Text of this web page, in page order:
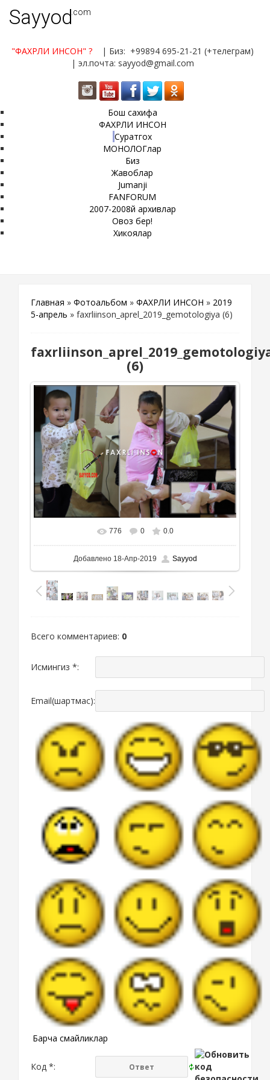
Sayyod.com
"ФАХРЛИ ИНСОН" ?
| Биз: +99894 695-21-21 (+телеграм)
| эл.почта: sayyod@gmail.com
Бош сахифа
ФАХРЛИ ИНСОН
Суратгох
МОНОЛОГлар
Биз
Жавоблар
Jumanji
FANFORUM
2007-2008й архивлар
Овоз бер!
Хикоялар
Главная » Фотоальбом » ФАХРЛИ ИНСОН » 2019
5-апрель » faxrliinson_aprel_2019_gemotologiya (6)
(6)
776 0 0.0
Добавлено18-Апр-2019 Sayyod
Всего комментариев: 0
Исмингиз *:
Email(шартмас):
Барча смайликлар
Код *: